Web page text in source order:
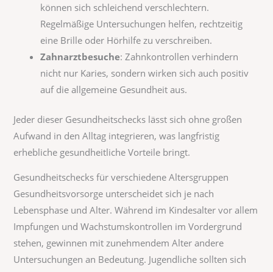
können sich schleichend verschlechtern.
Regelmäßige Untersuchungen helfen, rechtzeitig
eine Brille oder Hörhilfe zu verschreiben.
Zahnarztbesuche: Zahnkontrollen verhindern
nicht nur Karies, sondern wirken sich auch positiv
auf die allgemeine Gesundheit aus.
Jeder dieser Gesundheitschecks lässt sich ohne großen
Aufwand in den Alltag integrieren, was langfristig
erhebliche gesundheitliche Vorteile bringt.
Gesundheitschecks für verschiedene Altersgruppen
Gesundheitsvorsorge unterscheidet sich je nach
Lebensphase und Alter. Während im Kindesalter vor allem
Impfungen und Wachstumskontrollen im Vordergrund
stehen, gewinnen mit zunehmendem Alter andere
Untersuchungen an Bedeutung. Jugendliche sollten sich